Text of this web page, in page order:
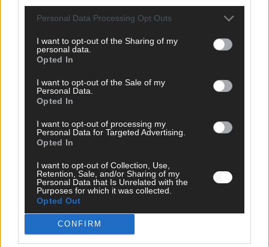
Personal Data Processing Opt Outs
I want to opt-out of the Sharing of my
personal data.
Opted In
I want to opt-out of the Sale of my
Personal Data.
Opted In
I want to opt-out of processing my
Personal Data for Targeted Advertising.
Opted In
I want to opt-out of Collection, Use,
Retention, Sale, and/or Sharing of my
Personal Data that Is Unrelated with the
Purposes for which it was collected.
Opted Out
CONFIRM
SCHNELL ZUM RESSORT
Nachrichten
Wirtschaft
Wissen